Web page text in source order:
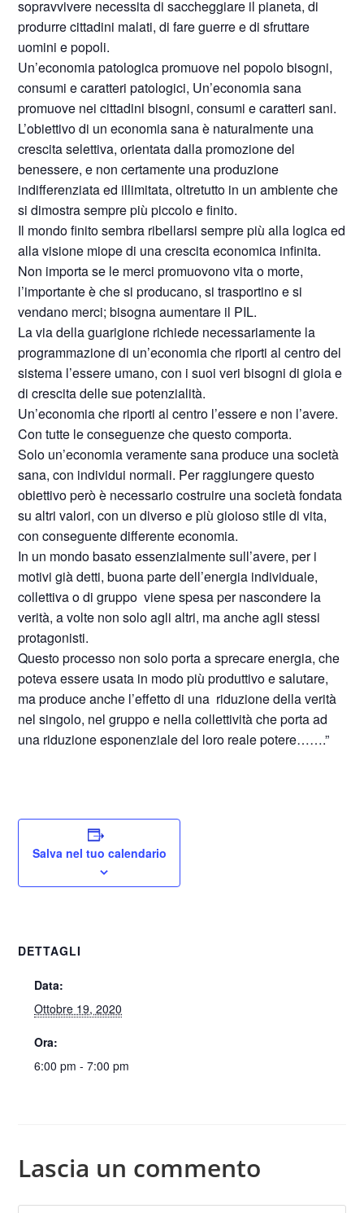
sopravvivere necessita di saccheggiare il pianeta, di
produrre cittadini malati, di fare guerre e di sfruttare
uomini e popoli.
Un’economia patologica promuove nel popolo bisogni,
consumi e caratteri patologici, Un’economia sana
promuove nei cittadini bisogni, consumi e caratteri sani.
L’obiettivo di un economia sana è naturalmente una
crescita selettiva, orientata dalla promozione del
benessere, e non certamente una produzione
indifferenziata ed illimitata, oltretutto in un ambiente che
si dimostra sempre più piccolo e finito.
Il mondo finito sembra ribellarsi sempre più alla logica ed
alla visione miope di una crescita economica infinita.
Non importa se le merci promuovono vita o morte,
l’importante è che si producano, si trasportino e si
vendano merci; bisogna aumentare il PIL.
La via della guarigione richiede necessariamente la
programmazione di un’economia che riporti al centro del
sistema l’essere umano, con i suoi veri bisogni di gioia e
di crescita delle sue potenzialità.
Un’economia che riporti al centro l’essere e non l’avere.
Con tutte le conseguenze che questo comporta.
Solo un’economia veramente sana produce una società
sana, con individui normali. Per raggiungere questo
obiettivo però è necessario costruire una società fondata
su altri valori, con un diverso e più gioioso stile di vita,
con conseguente differente economia.
In un mondo basato essenzialmente sull’avere, per i
motivi già detti, buona parte dell’energia individuale,
collettiva o di gruppo viene spesa per nascondere la
verità, a volte non solo agli altri, ma anche agli stessi
protagonisti.
Questo processo non solo porta a sprecare energia, che
poteva essere usata in modo più produttivo e salutare,
ma produce anche l’effetto di una riduzione della verità
nel singolo, nel gruppo e nella collettività che porta ad
una riduzione esponenziale del loro reale potere…….”
Salva nel tuo calendario
DETTAGLI
Data:
Ottobre 19, 2020
Ora:
6:00 pm - 7:00 pm
Lascia un commento